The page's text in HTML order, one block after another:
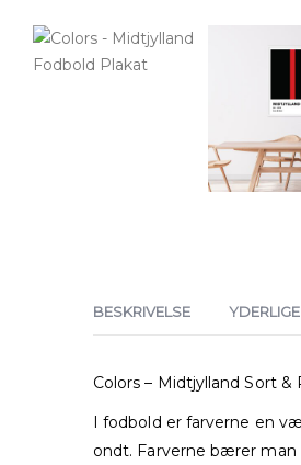
BESKRIVELSE
Colors – Midtjylland Sort
I fodbold er farverne en
ondt. Farverne bærer